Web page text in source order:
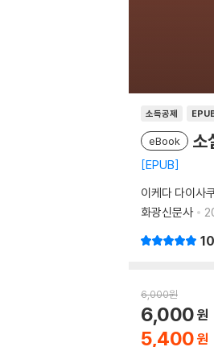
소득공제
eBook 소
EPUB
이케다 다이사
화광신문사
6,000원
5,400
6,000